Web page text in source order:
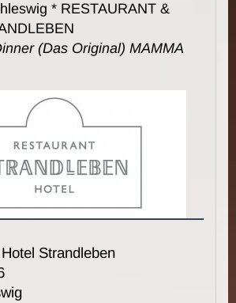
* RESTAURANT &
(Das Original) MAMMA
Strandleben